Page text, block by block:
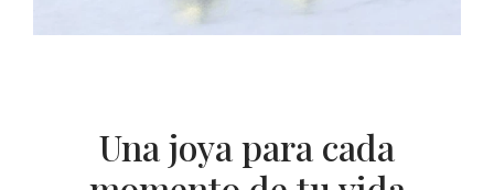
Una joya para cada